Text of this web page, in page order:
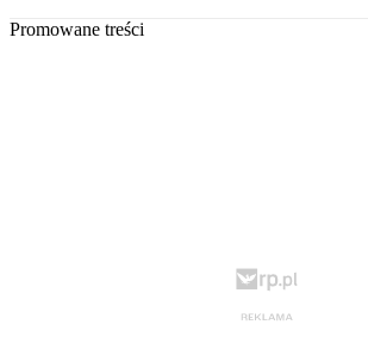
Promowane treści